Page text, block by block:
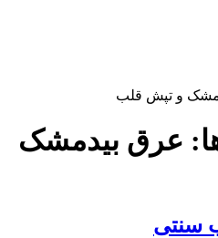
و تپش قلب
عرق بیدمشک
سنتی